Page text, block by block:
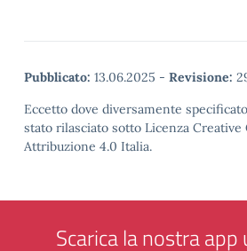
Pubblicato: 13.06.2025 - Revisione:
Eccetto dove diversamente
stato rilasciato sotto Licenza Creative
Attribuzione 4.0 Italia.
Scarica la nostra app